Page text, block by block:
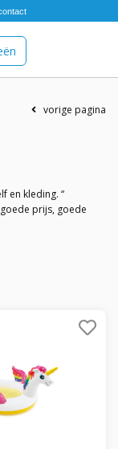
vorige pagina
en kleding. “
prijs, goede